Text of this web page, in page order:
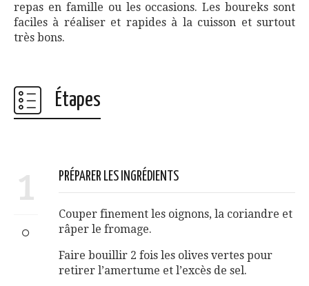
repas en famille ou les occasions. Les boureks sont
faciles à réaliser et rapides à la cuisson et surtout
très bons.
Étapes
1 PRÉPARER LES INGRÉDIENTS
Couper finement les oignons, la coriandre et
râper le fromage.
Faire bouillir 2 fois les olives vertes pour
retirer l’amertume et l’excès de sel.